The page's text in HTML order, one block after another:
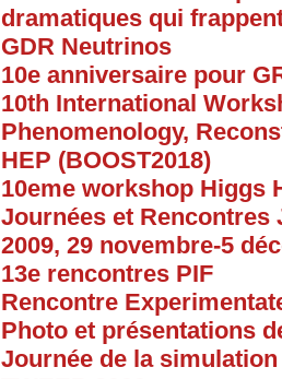
dramatiques qui
GDR Neutrinos
10e anniversaire pour
10th International
Phenomenology,
HEP (BOOST2018)
10eme workshop Higgs
Journées et Rencontres
2009, 29 novembre-5
13e rencontres PIF
Rencontre
Photo et présentations
Journée de la simulation